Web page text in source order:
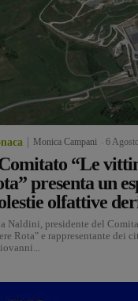
Monica Campani 6
“Le
presenta un
olfattive
Naldini, presidente del
Rota" e rappresentante dei